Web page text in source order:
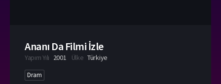
Ananı Da Filmi İzle
Yapım Yılı 2001 Ülke Türkiye
Dram